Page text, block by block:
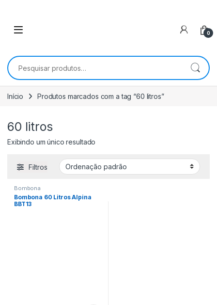
0
Pesquisar por:
Início Produtos marcados com a tag “60 litros”
60 litros
Exibindo um único resultado
Filtros
Bombona
Bombona 60 Litros Alpina
BBT13